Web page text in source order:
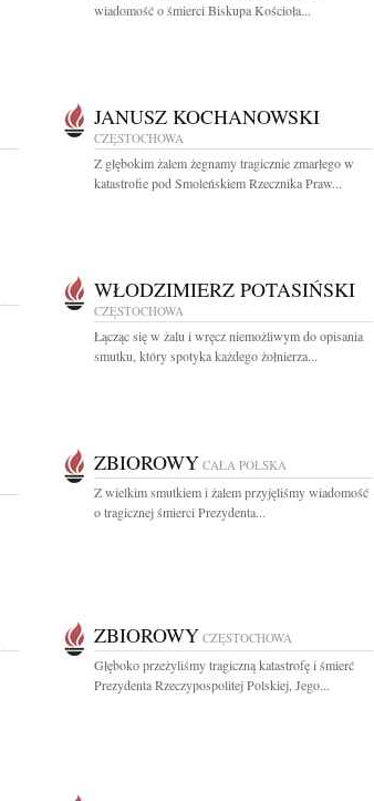
wiadomość o śmierci Biskupa Kościoła...
JANUSZ KOCHANOWSKI
CZĘSTOCHOWA
Z głębokim żalem żegnamy tragicznie zmarłego w
katastrofie pod Smoleńskiem Rzecznika Praw...
WŁODZIMIERZ POTASIŃSKI
CZĘSTOCHOWA
Łącząc się w żalu i wręcz niemożliwym do opisania
smutku, który spotyka każdego żołnierza...
ZBIOROWY CAŁA POLSKA
Z wielkim smutkiem i żalem przyjęliśmy wiadomość
o tragicznej śmierci Prezydenta...
ZBIOROWY CZĘSTOCHOWA
Głęboko przeżyliśmy tragiczną katastrofę i śmierć
Prezydenta Rzeczypospolitej Polskiej, Jego...